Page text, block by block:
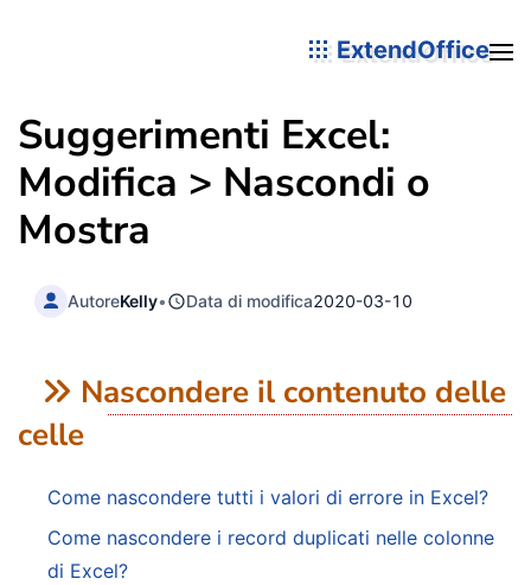
ExtendOffice
Suggerimenti Excel:
Modifica > Nascondi o
Mostra
AutoreKelly• Data di modifica2020-03-10
Nascondere il contenuto delle
celle
Come nascondere tutti i valori di errore in Excel?
Come nascondere i record duplicati nelle colonne
di Excel?